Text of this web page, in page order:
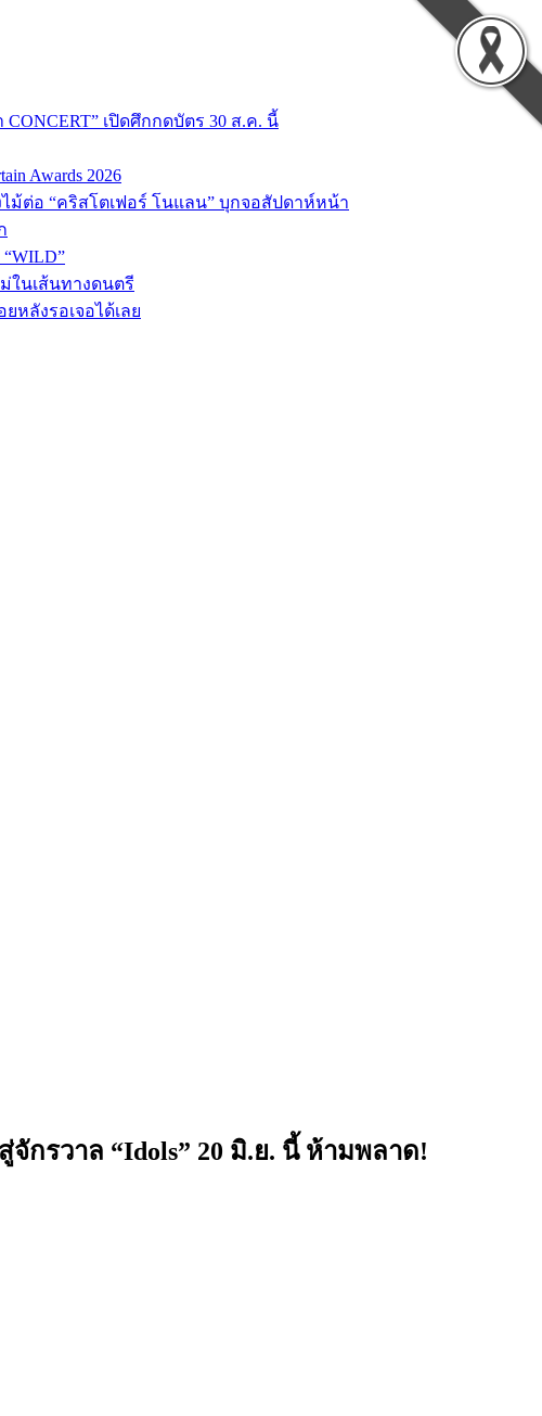
เปิดศึกกดบัตร 30 ส.ค. นี้
Awards 2026
ไม้ต่อ “คริสโตเฟอร์ โนแลน” บุกจอสัปดาห์หน้า
ในเส้นทางดนตรี
หลังรอเจอได้เลย
จักรวาล “Idols” 20 มิ.ย. นี้ ห้ามพลาด!